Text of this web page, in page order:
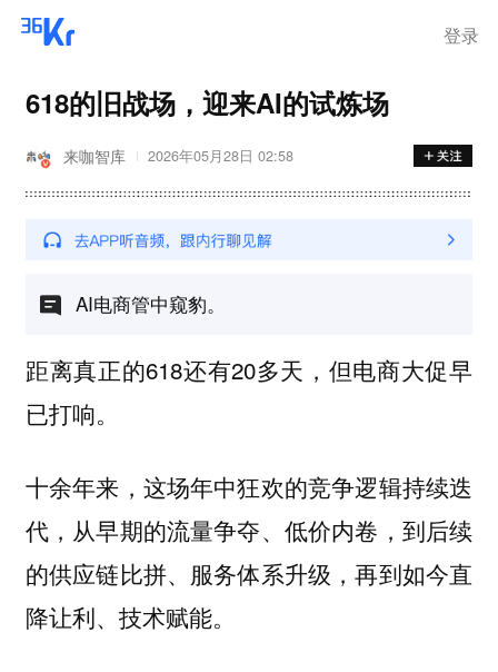
登录
618的旧战场，迎来AI的试炼场
来咖智库 2026年05月28日 02:58
AI电商管中窥豹。
距离真正的618还有20多天，但电商大促早
已打响。
十余年来，这场年中狂欢的竞争逻辑持续迭
代，从早期的流量争夺、低价内卷，到后续
的供应链比拼、服务体系升级，再到如今直
降让利、技术赋能。